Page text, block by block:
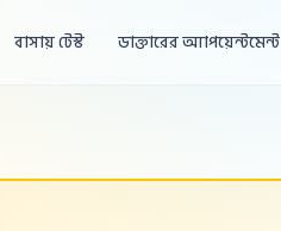
বাসায় টেস্ট ডাক্তারের অ্যাপয়েন্টমেন্ট